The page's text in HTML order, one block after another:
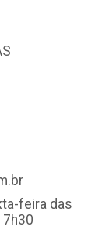
feira das